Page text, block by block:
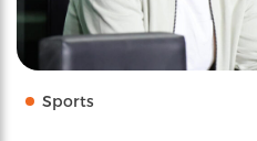
Sports